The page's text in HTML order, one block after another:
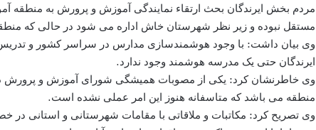
مردم بخش ایرندگان بحث ارتقاء نمایندگی آموزش و پرورش به منطقه
مستقل نبوده و زیر نظر شهرستان خاش اداره می شود در حالی که
وی بیان داشت: با وجود هوشمندسازی مدارس در سراسر کشور و
ایرندگان حتی یک مدرسه هوشمند وجود ندارد.
وی خاطرنشان کرد: یکی از مصوبات همیشگی شورای آموزش و پرورش
منطقه می باشد که متاسفانه هنوز این امر عملی نشده است.
وی تصریح کرد: مکاتبات و ملاقاتی با مقامات شهرستانی و استانی در